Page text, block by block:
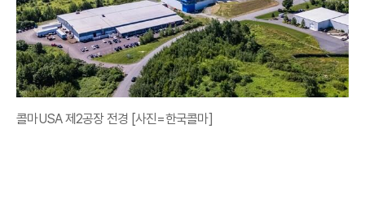
콜마USA 제2공장 전경 [사진=한국콜마]